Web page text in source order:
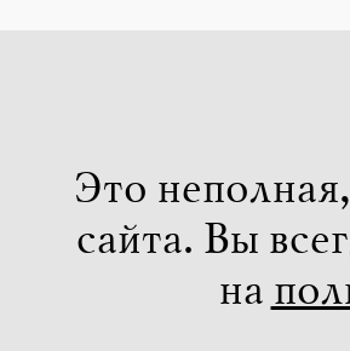
Это
сайта. Вы
на